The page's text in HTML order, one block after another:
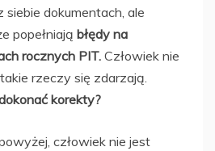
dokumentach, ale
popełniają błędy na
rocznych PIT. Człowiek nie
rzeczy się zdarzają.
korekty?
człowiek nie jest